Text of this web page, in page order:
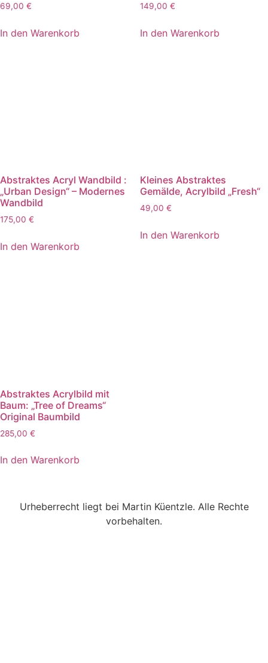
69,00 €
In den Warenkorb
149,00 €
In den Warenkorb
Abstraktes Acryl Wandbild :
„Urban Design“ – Modernes
Wandbild
175,00 €
In den Warenkorb
Kleines Abstraktes
Gemälde, Acrylbild „Fresh“
49,00 €
In den Warenkorb
Abstraktes Acrylbild mit
Baum: „Tree of Dreams“
Original Baumbild
285,00 €
In den Warenkorb
Urheberrecht liegt bei Martin Küentzle. Alle Rechte
vorbehalten.